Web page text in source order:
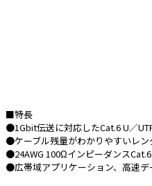
販売終了品
■特長
●1Gbit伝送に対応したCat.6 U／
●ケーブル残量がわかりやすいレン
●24AWG 100ΩインピーダンスCat.6
●広帯域アプリケーション、高速デ